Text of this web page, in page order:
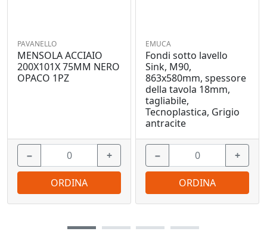
PAVANELLO
MENSOLA ACCIAIO
200X101X 75MM NERO
OPACO 1PZ
− +
ORDINA
EMUCA
Fondi sotto lavello
Sink, M90,
863x580mm, spessore
della tavola 18mm,
tagliabile,
Tecnoplastica, Grigio
antracite
− +
ORDINA